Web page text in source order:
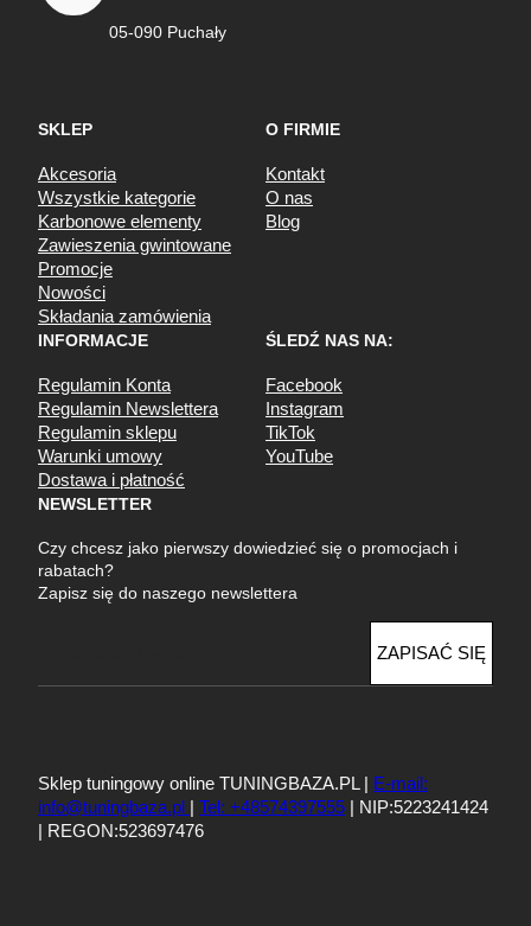
05-090 Puchały
SKLEP
Akcesoria
Wszystkie kategorie
Karbonowe elementy
Zawieszenia gwintowane
Promocje
Nowości
Składania zamówienia
O FIRMIE
Kontakt
O nas
Blog
INFORMACJE
Regulamin Konta
Regulamin Newslettera
Regulamin sklepu
Warunki umowy
Dostawa i płatność
ŚLEDŹ NAS NA:
Facebook
Instagram
TikTok
YouTube
NEWSLETTER
Czy chcesz jako pierwszy dowiedzieć się o promocjach i
rabatach?
Zapisz się do naszego newslettera
a
ZAPISAĆ SIĘ
Sklep tuningowy online TUNINGBAZA.PL |
E-mail:
info@tuningbaza.pl
Tel: +48574397555 | NIP:5223241424
| REGON:523697476